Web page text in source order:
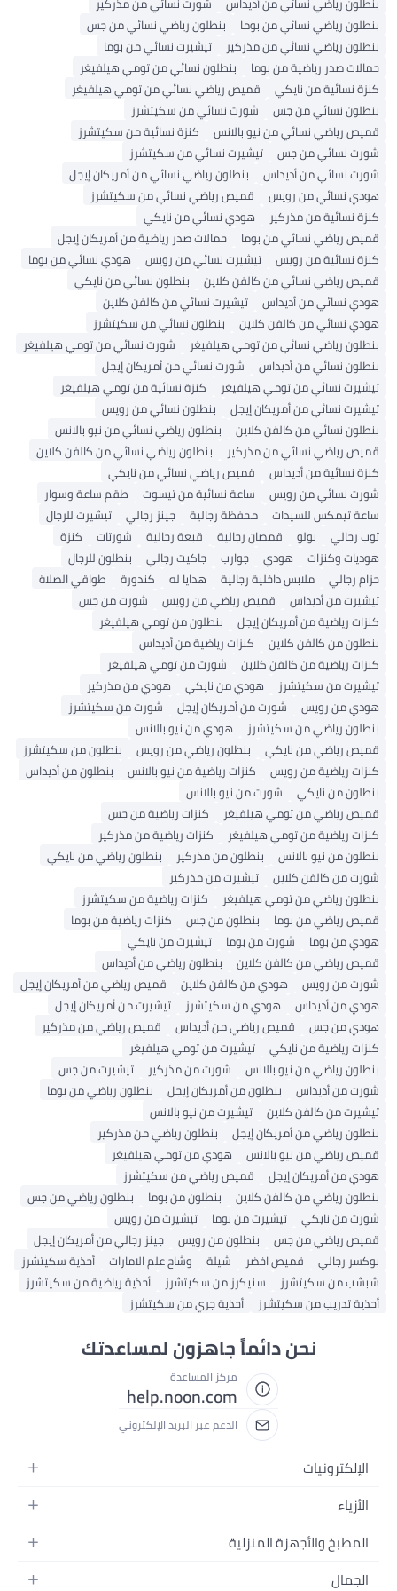
بنطلون رياضي نسائي من بوما
بنطلون رياضي نسائي من جس
بنطلون رياضي نسائي من مذركير
تيشيرت نسائي من بوما
حمالات صدر رياضية من بوما
بنطلون نسائي من تومي هيلفيغر
كنزة نسائية من نايكي
قميص رياضي نسائي من تومي هيلفيغر
بنطلون نسائي من جس
شورت نسائي من سكيتشرز
قميص رياضي نسائي من نيو بالانس
كنزة نسائية من سكيتشرز
شورت نسائي من جس
تيشيرت نسائي من سكيتشرز
شورت نسائي من أديداس
بنطلون رياضي نسائي من أمريكان إيجل
هودي نسائي من رويس
قميص رياضي نسائي من سكيتشرز
كنزة نسائية من مذركير
هودي نسائي من نايكي
قميص رياضي نسائي من بوما
حمالات صدر رياضية من أمريكان إيجل
كنزة نسائية من رويس
تيشيرت نسائي من رويس
هودي نسائي من بوما
قميص رياضي نسائي من كالفن كلاين
بنطلون نسائي من نايكي
هودي نسائي من أديداس
تيشيرت نسائي من كالفن كلاين
هودي نسائي من كالفن كلاين
بنطلون نسائي من سكيتشرز
بنطلون رياضي نسائي من تومي هيلفيغر
شورت نسائي من تومي هيلفيغر
بنطلون نسائي من أديداس
شورت نسائي من أمريكان إيجل
تيشيرت نسائي من تومي هيلفيغر
كنزة نسائية من تومي هيلفيغر
تيشيرت نسائي من أمريكان إيجل
بنطلون نسائي من رويس
بنطلون نسائي من كالفن كلاين
بنطلون رياضي نسائي من نيو بالانس
قميص رياضي نسائي من مذركير
بنطلون رياضي نسائي من كالفن كلاين
كنزة نسائية من أديداس
قميص رياضي نسائي من نايكي
شورت نسائي من رويس
ساعة نسائية من تيسوت
طقم ساعة وسوار
ساعة تيمكس للسيدات
محفظة رجالية جينز رجالي
تيشيرت للرجال
ثوب رجالي
بولو قمصان رجالية قبعة رجالية شورتات
كنزة
هوديات وكنزات
هودي جوارب جاكيت رجالي
بنطلون للرجال
حزام رجالي
ملابس داخلية رجالية هدايا له كندورة
طواقي الصلاة
تيشيرت من أديداس
قميص رياضي من رويس
شورت من جس
كنزات رياضية من أمريكان إيجل
بنطلون من تومي هيلفيغر
بنطلون من كالفن كلاين
كنزات رياضية من أديداس
كنزات رياضية من كالفن كلاين
شورت من تومي هيلفيغر
تيشيرت من سكيتشرز
هودي من نايكي
هودي من مذركير
هودي من رويس
شورت من أمريكان إيجل
شورت من سكيتشرز
بنطلون رياضي من سكيتشرز
هودي من نيو بالانس
قميص رياضي من نايكي
بنطلون رياضي من رويس
بنطلون من سكيتشرز
كنزات رياضية من رويس
كنزات رياضية من نيو بالانس
بنطلون من أديداس
بنطلون من نايكي
شورت من نيو بالانس
قميص رياضي من تومي هيلفيغر
كنزات رياضية من جس
كنزات رياضية من تومي هيلفيغر
كنزات رياضية من مذركير
بنطلون من نيو بالانس
بنطلون من مذركير
بنطلون رياضي من نايكي
شورت من كالفن كلاين
تيشيرت من مذركير
بنطلون رياضي من تومي هيلفيغر
كنزات رياضية من سكيتشرز
قميص رياضي من بوما
بنطلون من جس
كنزات رياضية من بوما
هودي من بوما
شورت من بوما
تيشيرت من نايكي
قميص رياضي من كالفن كلاين
بنطلون رياضي من أديداس
شورت من رويس
هودي من كالفن كلاين
قميص رياضي من أمريكان إيجل
هودي من أديداس
هودي من سكيتشرز
تيشيرت من أمريكان إيجل
هودي من جس
قميص رياضي من أديداس
قميص رياضي من مذركير
كنزات رياضية من نايكي
تيشيرت من تومي هيلفيغر
بنطلون رياضي من نيو بالانس
شورت من مذركير
تيشيرت من جس
شورت من أديداس
بنطلون من أمريكان إيجل
بنطلون رياضي من بوما
تيشيرت من كالفن كلاين
تيشيرت من نيو بالانس
بنطلون رياضي من أمريكان إيجل
بنطلون رياضي من مذركير
قميص رياضي من نيو بالانس
هودي من تومي هيلفيغر
هودي من أمريكان إيجل
قميص رياضي من سكيتشرز
بنطلون رياضي من كالفن كلاين
بنطلون من بوما
بنطلون رياضي من جس
شورت من نايكي
تيشيرت من بوما
تيشيرت من رويس
قميص رياضي من جس
بنطلون من رويس
جينز رجالي من أمريكان إيجل
بوكسر رجالي
قميص اخضر شيلة وشاح علم الامارات
أحذية سكيتشرز
شبشب من سكيتشرز
سنيكرز من سكيتشرز
أحذية رياضية من سكيتشرز
أحذية تدريب من سكيتشرز
أحذية جري من سكيتشرز
نحن دائماً جاهزون لمساعدتك
مركز المساعدة
help.noon.com
الدعم عبر البريد الإلكتروني
الإلكترونيات
الجوالات
اللابتوبات
الأجهزة المنزلية
الأزياء
أزياء نسائية
المطبخ والأجهزة المنزلية
الحمام
الجمال